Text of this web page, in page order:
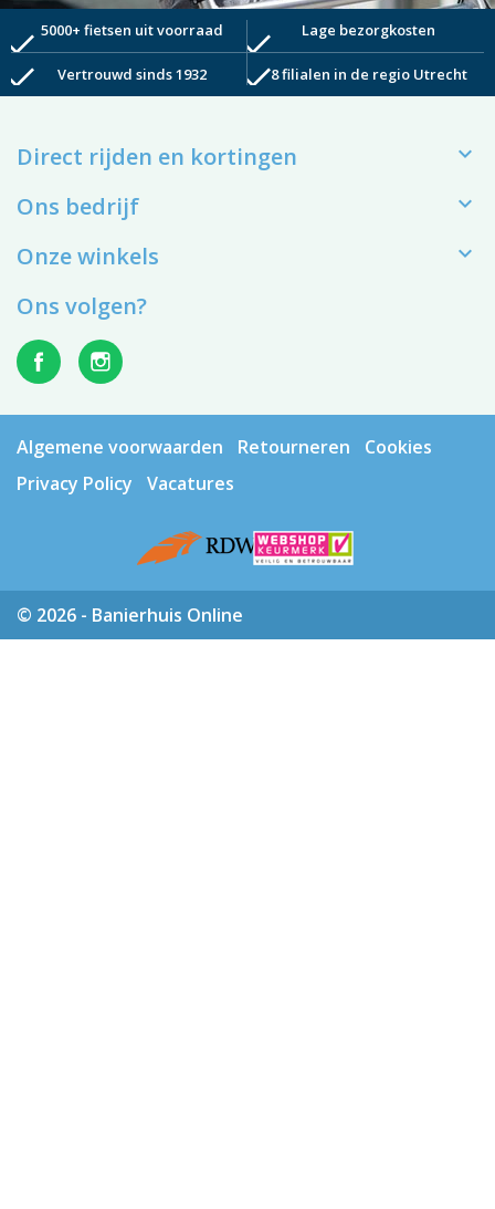
check5000+ fietsen uit voorraad check Lage bezorgkosten
check Vertrouwd sinds 1932 check8 filialen in de regio Utrecht
Direct rijden en kortingen 
Ons bedrijf 
Onze winkels 
Ons volgen?
Algemene voorwaarden Retourneren
Cookies
Privacy Policy
Vacatures
© 2026 - Banierhuis Online